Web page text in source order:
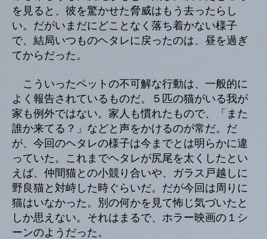
を見ると、彼を驚かせた脅威はもう去ったらし
い。だがいまだにどことなく落ち着かない様子
で、結局いつものヘタレに戻ったのは、昼を過ぎ
てからだった。
こういったペットの不可解な行動は、一般的に
よく報告されているものだ。５匹の猫がいる我が
家も例外ではない。家人も慣れたもので、「また
誰か来てる？」などと声をかけるのが常だ。だ
が、今回のヘタレの様子は今までとは明らかに違
っていた。これまでヘタレが尻尾を太くしたとい
えば、仲間猫との小競り合いや、ガラス戸越しに
野良猫と対峙した時ぐらいだ。だが今回は周りに
猫はいなかった。別の何かを見て怖じ気づいたと
しか思えない。それはまるで、ホラー映画の１シ
ーンのようだった。